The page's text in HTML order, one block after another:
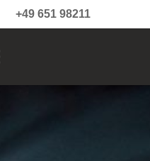
+49 651 98211